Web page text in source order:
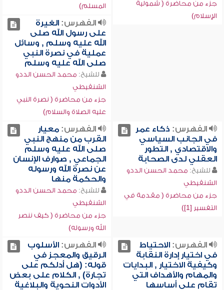
جزء من محاضرة ( شمولية
الإسلام)
المسلم)
الفهرس:الغيرة
على رسول الله صلى
الله عليه وسلم , وسائل
عملية في نصرة النبي
صلى الله عليه وسلم
للشيخ: محمد الحسن الددو
الشنقيطي
جزء من محاضرة ( نصرة النبي
عليه الصلاة والسلام)
الفهرس: ذكاء عمر
في الجانب السياسي
والاقتصادي , التطور
العقلي لدى الصحابة
للشيخ: محمد الحسن الددو
الشنقيطي
جزء من محاضرة ( مقدمة في
التفسير [1])
الفهرس:معيار
القرب من منهج النبي
صلى الله عليه وسلم
الجماعي , صوارف الإنسان
عن نصرة الله ورسوله
والحكمة منها
للشيخ: محمد الحسن الددو
الشنقيطي
جزء من محاضرة ( كيف ننصر
الله ورسوله)
الفهرس:الاحتياط
في اختيار إدارة النقابة
وكيفية الاختيار , البدايات
والمهام والأهداف التي
تقام على أساسها
الفهرس:الأسلوب
الرقيق والمعجز في
قوله: (هل أدلكم على
تجارة) , الكلام على بعض
الأدوات النحوية والبلاغية